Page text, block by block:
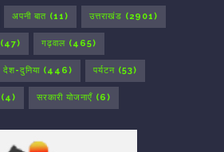
अपनी बात (11) उत्तराखंड (2901)
(47) गढ़वाल (465)
देश-दुनिया (446) पर्यटन (53)
(4) सरकारी योजनाएँ (6)